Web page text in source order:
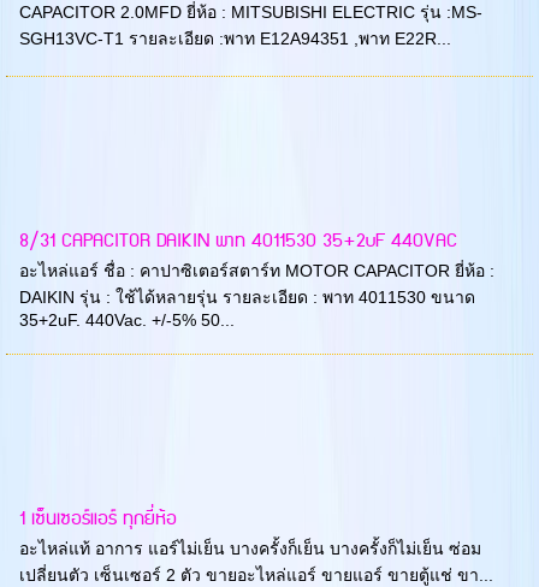
CAPACITOR 2.0MFD ยี่ห้อ : MITSUBISHI ELECTRIC รุ่น :MS-
SGH13VC-T1 รายละเอียด :พาท E12A94351 ,พาท E22R...
8/31 CAPACITOR DAIKIN พาท 4011530 35+2uF 440VAC
อะไหล่แอร์ ชื่อ : คาปาซิเตอร์สตาร์ท MOTOR CAPACITOR ยี่ห้อ :
DAIKIN รุ่น : ใช้ได้หลายรุ่น รายละเอียด : พาท 4011530 ขนาด
35+2uF. 440Vac. +/-5% 50...
1 เซ็นเซอร์แอร์ ทุกยี่ห้อ
อะไหล่แท้ อาการ แอร์ไม่เย็น บางครั้งก็เย็น บางครั้งก็ไม่เย็น ซ่อม
เปลี่ยนตัว เซ็นเซอร์ 2 ตัว ขายอะไหล่แอร์ ขายแอร์ ขายตู้แช่ ขา...